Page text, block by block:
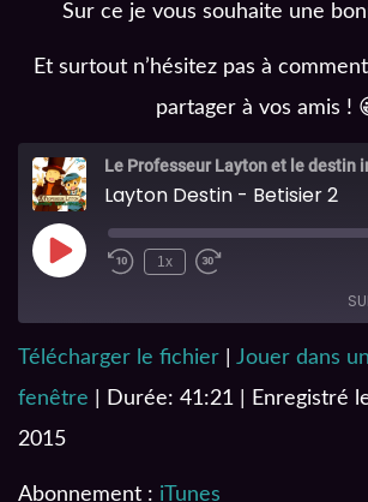
Sur ce je vous souhaite une
Et surtout n’hésitez pas à
partager à vos amis !
Le Professeur Layton et le destin
Layton Destin - Betisier 2
1x
RSS FEED
Télécharger le fichier
Jouer dans
fenêtre
Durée: 41:21
Enregistré
2015
Abonnement : iTunes